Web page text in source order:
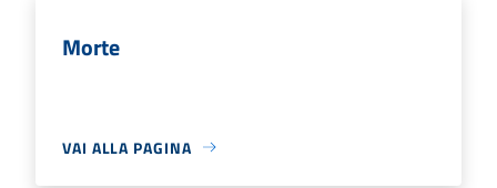
Morte
VAI ALLA PAGINA